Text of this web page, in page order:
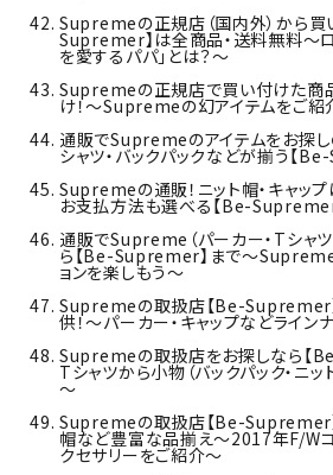
Supremeの正規店（国内外）から買
Supremer】は全商品・送料無料～
を愛するパパ」とは？～
Supremeの正規店で買い付けた商
け！～Supremeの幻アイテムをご紹
通販でSupremeのアイテムをお探
シャツ・バックパックなどが揃う【
Supremeの通販！ニット帽・キャッ
お支払方法も選べる【Be-
通販でSupreme（パーカー・Tシャツ
ら【Be-Supremer】まで～Supreme
ョンを楽しもう～
Supremeの取扱店【Be-Supremer
供！～パーカー・キャップなどライ
Supremeの取扱店をお探しなら【
Tシャツから小物（バックパック・ニ
～
Supremeの取扱店【Be-Supremer
帽など豊富な品揃え～2017年F/W
クセサリーをご紹介～